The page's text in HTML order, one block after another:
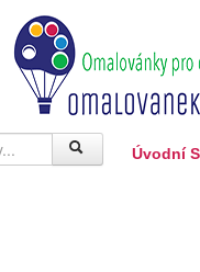
Úvodní